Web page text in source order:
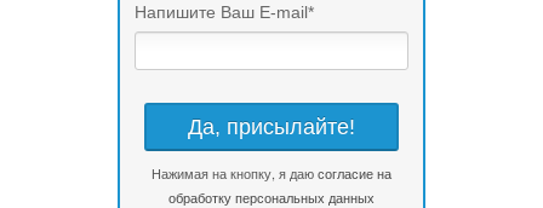
Напишите Ваш E-mail*
Нажимая на кнопку, я даюсогласие на
обработку персональных данных